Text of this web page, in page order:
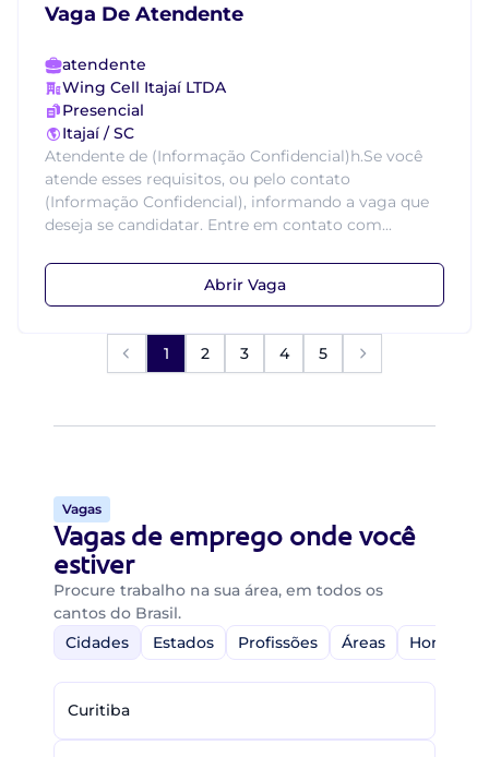
Vaga De Atendente
atendente
Wing Cell Itajaí LTDA
Presencial
Itajaí / SC
Atendente de (Informação Confidencial)h.Se você
atende esses requisitos, ou pelo contato
(Informação Confidencial), informando a vaga que
deseja se candidatar. Entre em contato com...
Abrir Vaga
1 2 3 4 5
Vagas
Vagas de emprego onde você
estiver
Procure trabalho na sua área, em todos os
cantos do Brasil.
Cidades
Estados Profissões Áreas Home-
Curitiba